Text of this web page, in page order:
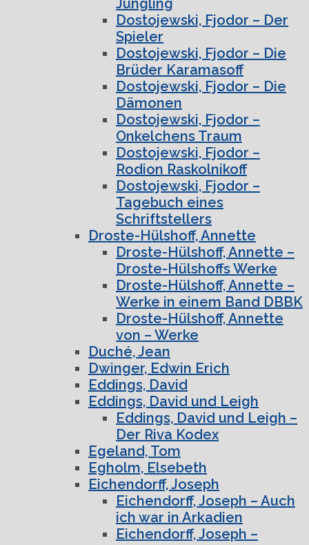
Dostojewski, Fjodor – Der
Spieler
Dostojewski, Fjodor – Die
Brüder Karamasoff
Dostojewski, Fjodor – Die
Dämonen
Dostojewski, Fjodor –
Onkelchens Traum
Dostojewski, Fjodor –
Rodion Raskolnikoff
Dostojewski, Fjodor –
Tagebuch eines
Schriftstellers
Droste-Hülshoff, Annette
Droste-Hülshoff, Annette –
Droste-Hülshoffs Werke
Droste-Hülshoff, Annette –
Werke in einem Band DBBK
Droste-Hülshoff, Annette
von – Werke
Duché, Jean
Dwinger, Edwin Erich
Eddings, David
Eddings, David und Leigh
Eddings, David und Leigh –
Der Riva Kodex
Egeland, Tom
Egholm, Elsebeth
Eichendorff, Joseph
Eichendorff, Joseph – Auch
ich war in Arkadien
Eichendorff, Joseph –